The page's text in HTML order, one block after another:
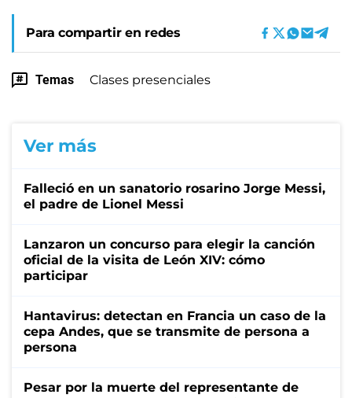
Para compartir en redes
Temas Clases presenciales
Ver más
Falleció en un sanatorio rosarino Jorge Messi,
el padre de Lionel Messi
Lanzaron un concurso para elegir la canción
oficial de la visita de León XIV: cómo
participar
Hantavirus: detectan en Francia un caso de la
cepa Andes, que se transmite de persona a
persona
Pesar por la muerte del representante de